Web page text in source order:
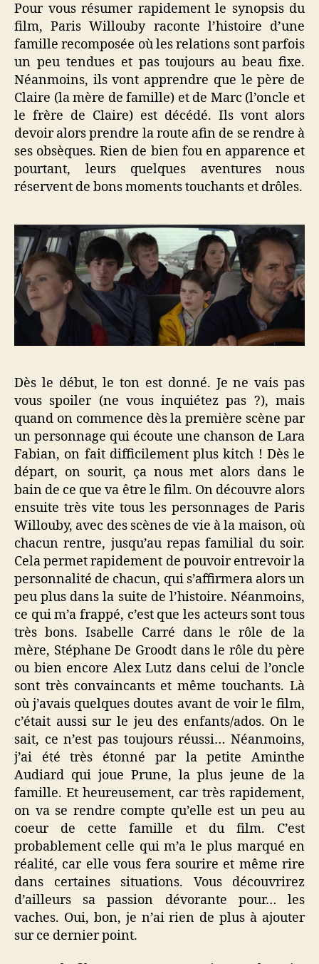
Pour vous résumer rapidement le synopsis du
film, Paris Willouby raconte l’histoire d’une
famille recomposée où les relations sont parfois
un peu tendues et pas toujours au beau fixe.
Néanmoins, ils vont apprendre que le père de
Claire (la mère de famille) et de Marc (l’oncle et
le frère de Claire) est décédé. Ils vont alors
devoir alors prendre la route afin de se rendre à
ses obsèques. Rien de bien fou en apparence et
pourtant, leurs quelques aventures nous
réservent de bons moments touchants et drôles.
Dès le début, le ton est donné. Je ne vais pas
vous spoiler (ne vous inquiétez pas ?), mais
quand on commence dès la première scène par
un personnage qui écoute une chanson de Lara
Fabian, on fait difficilement plus kitch ! Dès le
départ, on sourit, ça nous met alors dans le
bain de ce que va être le film. On découvre alors
ensuite très vite tous les personnages de Paris
Willouby, avec des scènes de vie à la maison, où
chacun rentre, jusqu’au repas familial du soir.
Cela permet rapidement de pouvoir entrevoir la
personnalité de chacun, qui s’affirmera alors un
peu plus dans la suite de l’histoire. Néanmoins,
ce qui m’a frappé, c’est que les acteurs sont tous
très bons. Isabelle Carré dans le rôle de la
mère, Stéphane De Groodt dans le rôle du père
ou bien encore Alex Lutz dans celui de l’oncle
sont très convaincants et même touchants. Là
où j’avais quelques doutes avant de voir le film,
c’était aussi sur le jeu des enfants/ados. On le
sait, ce n’est pas toujours réussi… Néanmoins,
j’ai été très étonné par la petite Aminthe
Audiard qui joue Prune, la plus jeune de la
famille. Et heureusement, car très rapidement,
on va se rendre compte qu’elle est un peu au
coeur de cette famille et du film. C’est
probablement celle qui m’a le plus marqué en
réalité, car elle vous fera sourire et même rire
dans certaines situations. Vous découvrirez
d’ailleurs sa passion dévorante pour… les
vaches. Oui, bon, je n’ai rien de plus à ajouter
sur ce dernier point.